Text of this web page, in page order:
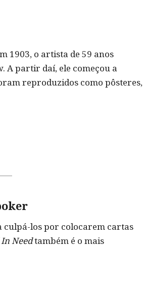
1903, o artista de 59 anos
A partir daí, ele começou a
reproduzidos como pôsteres,
culpá-los por colocarem cartas
Needtambém é o mais